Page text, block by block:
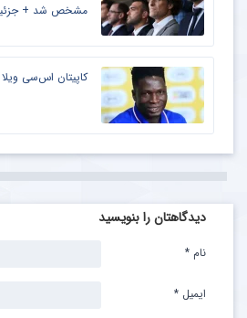
مشخص شد +
کاپیتان اس‌سی
دیدگاهتان را بنویسید
نام *
ایمیل *